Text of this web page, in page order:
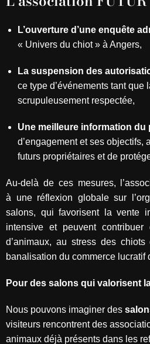
L’ouverture d’une enquête
« Univers du chiot » à Angers,
La suspension des
ce type d’événements tant que
scrupuleusement respectée,
Une meilleure information du
d’engagement et ses objectifs,
futurs propriétaires et de
Au-delà de ces mesures,
à une réflexion globale sur
salons, qui favorisent la vente
intensive et peuvent contribuer
d’animaux, au stress des
banalisation du commerce lucratif
Pour des salons qui valorisent
Nous pouvons imaginer des
visiteurs rencontrent des
animaux déjà présents dans les